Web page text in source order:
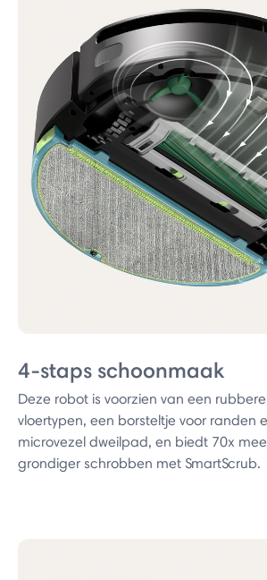
4-staps schoonmaak
Deze robot is voorzien van een
vloertypen, een borsteltje voor randen
microvezel dweilpad, en biedt 70x
grondiger schrobben met SmartScrub.